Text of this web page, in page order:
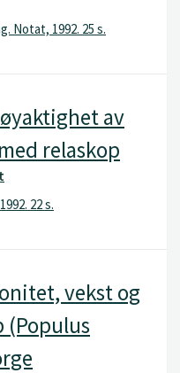
Notat, 1992. 25 s.
av
relaskop
22 s.
vekst og
(Populus